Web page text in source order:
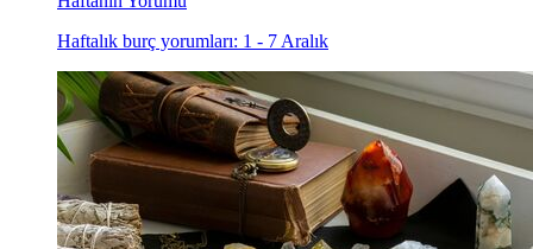
Haftalık burç yorumları: 1 - 7 Aralık